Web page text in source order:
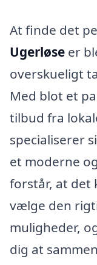
At finde det
Ugerløse er
overskueligt
Med blot et
tilbud fra
specialiserer
et moderne
forstår, at det
vælge den
muligheder,
dig at